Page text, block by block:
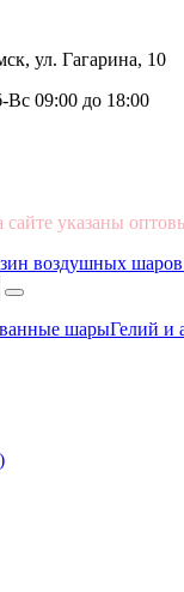
ул. Гагарина, 10
Вс 09:00 до 18:00
указаны
шарыГелий и